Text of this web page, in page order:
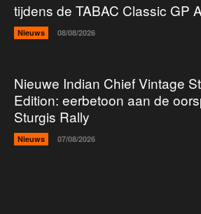
tijdens de TABAC Classic GP
Nieuws 08/08/2026
Nieuwe Indian Chief Vintage
Edition: eerbetoon aan de
Sturgis Rally
Nieuws 07/08/2026